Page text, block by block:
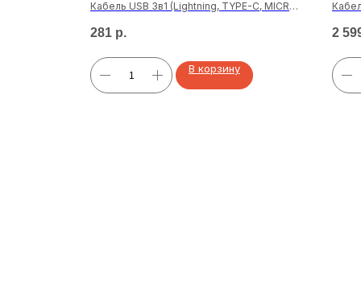
Кабель USB 3в1 (Lightning, TYPE-C, MICRO
281 р.
В корзину
2